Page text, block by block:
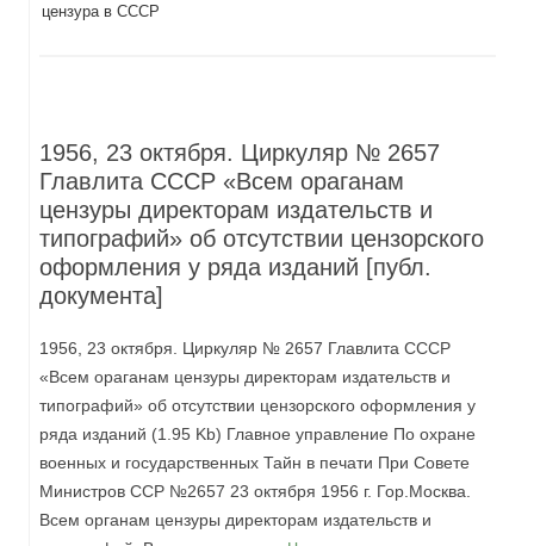
цензура в СССР
1956, 23 октября. Циркуляр № 2657
Главлита СССР «Всем ораганам
цензуры директорам издательств и
типографий» об отсутствии цензорского
оформления у ряда изданий [публ.
документа]
1956, 23 октября. Циркуляр № 2657 Главлита СССР
«Всем ораганам цензуры директорам издательств и
типографий» об отсутствии цензорского оформления у
ряда изданий (1.95 Kb) Главное управление По охране
военных и государственных Тайн в печати При Совете
Министров ССР №2657 23 октября 1956 г. Гор.Москва.
Всем органам цензуры директорам издательств и